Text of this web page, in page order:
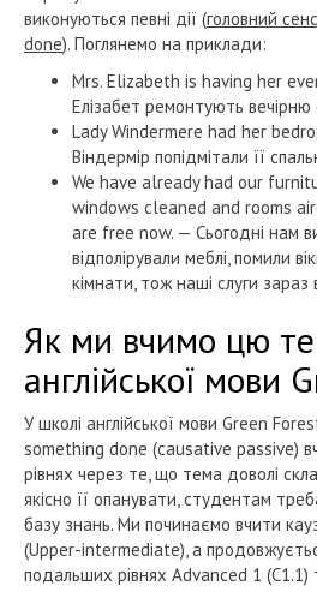
виконуються певні дії (головний
done). Поглянемо на приклади:
Mrs. Elizabeth is having her
Елізабет ремонтують вечірню
Lady Windermere had her
Віндермір попідмітали її
We have already had our
windows cleaned and rooms
are free now. — Сьогодні нам
відполірували меблі, помили
кімнати, тож наші слуги зараз
Як ми вчимо цю
англійської мови
У школі англійської мови Green
something done (causative passive)
рівнях через те, що тема доволі
якісно її опанувати, студентам
базу знань. Ми починаємо вчити
(Upper-intermediate), а
подальших рівнях Advanced 1 (C1.1)